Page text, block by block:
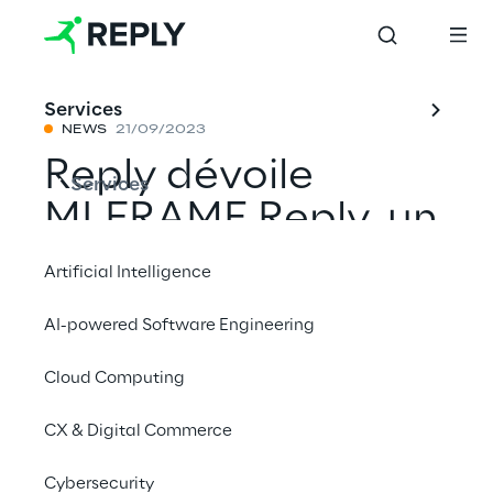
Services
Services
Artificial Intelligence
AI-powered Software Engineering
Cloud Computing
CX & Digital Commerce
Cybersecurity
NEWS 21/09/2023
Reply dévoile
MLFRAME Reply, un
outil d'IA générative
pour le
le partage des
connaissances